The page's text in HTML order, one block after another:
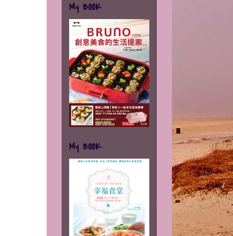
My BOOK
My BOOK